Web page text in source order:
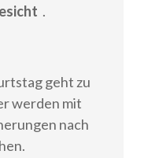
.
geht zu
werden mit
nach